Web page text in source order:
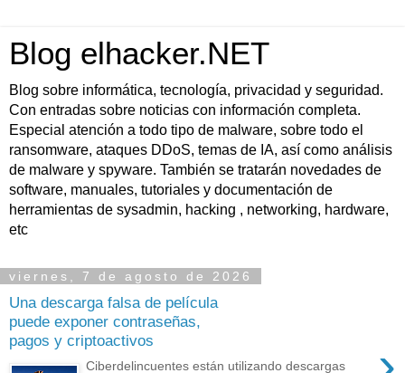
Blog elhacker.NET
Blog sobre informática, tecnología, privacidad y seguridad.
Con entradas sobre noticias con información completa.
Especial atención a todo tipo de malware, sobre todo el
ransomware, ataques DDoS, temas de IA, así como análisis
de malware y spyware. También se tratarán novedades de
software, manuales, tutoriales y documentación de
herramientas de sysadmin, hacking , networking, hardware,
etc
viernes, 7 de agosto de 2026
Una descarga falsa de película
puede exponer contraseñas,
pagos y criptoactivos
Ciberdelincuentes están utilizando descargas